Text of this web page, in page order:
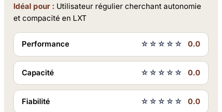
Idéal pour : Utilisateur régulier cherchant autonomie
et compacité en LXT
Performance ☆☆☆☆☆ 0.0
Capacité ☆☆☆☆☆ 0.0
Fiabilité ☆☆☆☆☆ 0.0